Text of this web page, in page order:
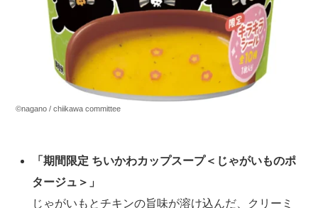
©nagano / chiikawa committee
「期間限定 ちいかわカップスープ＜じゃがいものポ
タージュ＞」
じゃがいもとチキンの旨味が溶け込んだ、クリーミ